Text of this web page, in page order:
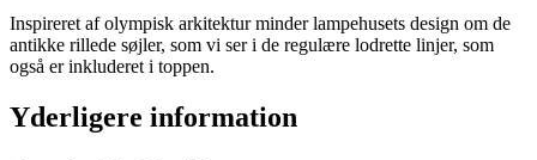
Inspireret af olympisk arkitektur minder lampehusets design om de
antikke rillede søjler, som vi ser i de regulære lodrette linjer, som
også er inkluderet i toppen.
Yderligere information